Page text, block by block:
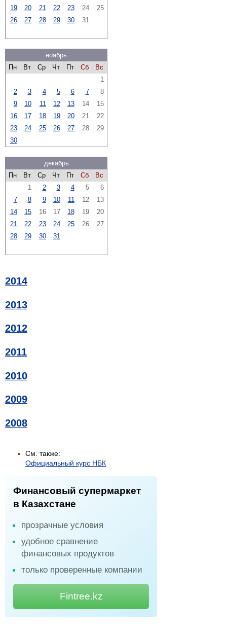
19
20 21 22 23 24
25
26
27 28 29 30 31
ноябрь
Пн
Вт Ср Чт Пт Сб
Вс
1
2
3 4 5 6 7
8
9
10 11 12 13 14
15
16
17 18 19 20 21
22
23
24 25 26 27 28
29
30
декабрь
Пн
Вт Ср Чт Пт Сб
Вс
1
2 3 4 5
6
7
8 9 10 11 12
13
14
15 16 17 18 19
20
21
22 23 24 25 26
27
28
29 30 31
2014
2013
2012
2011
2010
2009
2008
См. также:
Официальный курс НБК
Финансовый супермаркет
в Казахстане
прозрачные условия
удобное сравнение
финансовых продуктов
только проверенные компании
Fintree.kz